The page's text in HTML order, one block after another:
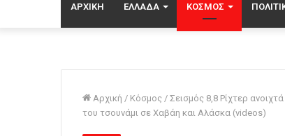
ΑΡΧΙΚΉ ΕΛΛΆΔΑ ΚΌΣΜΟΣ
Αρχική / Κόσμος / Σεισμός 8,8 Ρίχτερ
του τσουνάμι σε Χαβάη και Αλάσκα (videos)